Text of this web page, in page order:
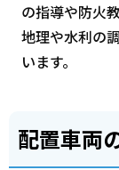
の指導や防火
地理や水利の
います。
配置車両